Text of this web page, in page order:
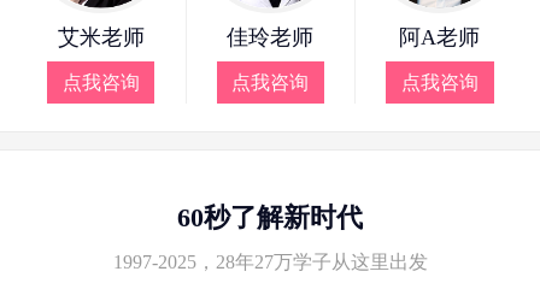
艾米老师
点我咨询
佳玲老师
点我咨询
阿A老师
点我咨询
60秒了解新时代
1997-2025，28年27万学子从这里出发